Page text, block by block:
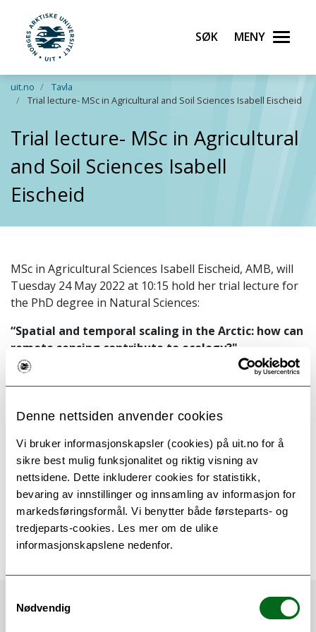
Denne nettsiden anvender cookies
Vi bruker informasjonskapsler (cookies) på uit.no for å
sikre best mulig funksjonalitet og riktig visning av
nettsidene. Dette inkluderer cookies for statistikk,
bevaring av innstillinger og innsamling av informasjon for
markedsføringsformål. Vi benytter både førsteparts- og
tredjeparts-cookies. Les mer om de ulike
informasjonskapslene nedenfor.
Nødvendig
Gå til hovedinnhold
UiT Norges arktiske universitet
Søk Meny
uit.no
Tavla
Trial lecture- MSc in Agricultural and Soil Sciences Isabell Eischeid
Trial lecture- MSc in Agricultural
and Soil Sciences Isabell
Eischeid
MSc in Agricultural Sciences Isabell Eischeid, AMB, will
Tuesday 24 May 2022 at 10:15 hold her trial lecture for
the PhD degree in Natural Sciences:
“Spatial and temporal scaling in the Arctic: how can
remote sensing contribute to ecology?"
Streaming site
The trial lecture will be streamed and recorded from
panopto, usethis link.
Thesis
The thesis is available through Munin in
Hvor:NFH Store auditorium E101